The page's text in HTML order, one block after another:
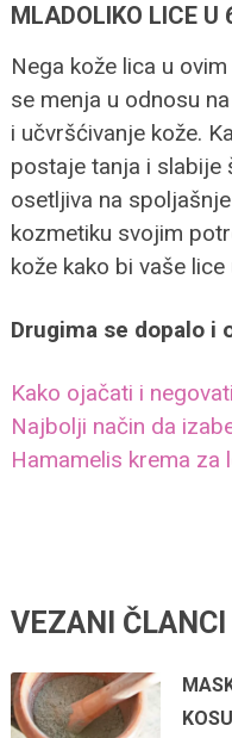
MLADOLIKO LICE
Nega kože lica u
se menja u odnosu
i učvršćivanje kože.
postaje tanja i slabije
osetljiva na
kozmetiku svojim
kože kako bi vaše
Drugima se dopalo i
Kako ojačati i
Najbolji način da
Hamamelis krema za
VEZANI ČLANCI